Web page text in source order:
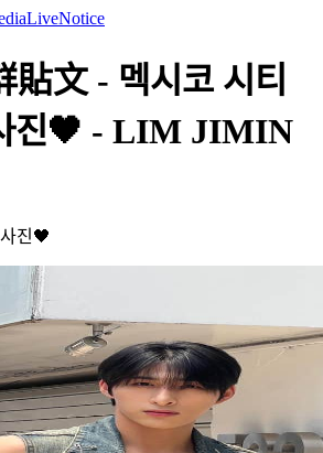
LiveNotice
文 - 멕시코 시티
진🖤 - LIM JIMIN
진🖤